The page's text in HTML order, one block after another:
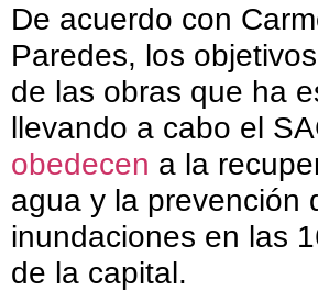
De acuerdo con
Paredes, los
de las obras que ha
llevando a cabo el
obedecen a la
agua y la prevención
inundaciones en las
de la capital.